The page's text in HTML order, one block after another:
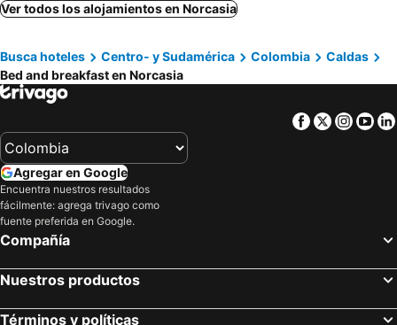
Ver todos los alojamientos en Norcasia
Busca hoteles Centro- y Sudamérica Colombia
Caldas
Bed and breakfast en Norcasia
Facebook
Twitter
Agregar en Google
Encuentra nuestros resultados
fácilmente: agrega trivago como
fuente preferida en Google.
Compañía
Nuestros productos
Términos y políticas